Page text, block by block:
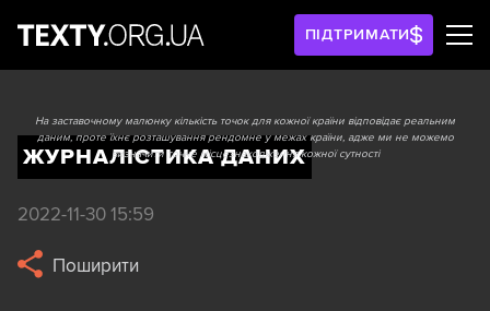
ПІДТРИМАТИ
ЖУРНАЛІСТИКА ДАНИХ
2022-11-30 15:59
Поширити
На заставочному малюнку кількість точок для кожної країни відповідає реальним
даним, проте їхнє розташування рендомне у межах країни, адже ми не можемо
визначити точне місцезнаходження кожної сутності